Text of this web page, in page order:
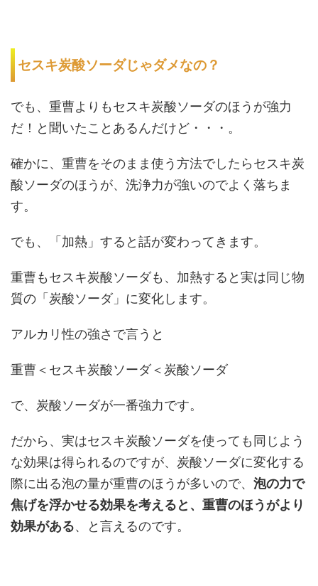
セスキ炭酸ソーダじゃダメなの？
でも、重曹よりもセスキ炭酸ソーダのほうが強力
だ！と聞いたことあるんだけど・・・。
確かに、重曹をそのまま使う方法でしたらセスキ炭
酸ソーダのほうが、洗浄力が強いのでよく落ちま
す。
でも、「加熱」すると話が変わってきます。
重曹もセスキ炭酸ソーダも、加熱すると実は同じ物
質の「炭酸ソーダ」に変化します。
アルカリ性の強さで言うと
重曹＜セスキ炭酸ソーダ＜炭酸ソーダ
で、炭酸ソーダが一番強力です。
だから、実はセスキ炭酸ソーダを使っても同じよう
な効果は得られるのですが、炭酸ソーダに変化する
際に出る泡の量が重曹のほうが多いので、 泡の力で
焦げを浮かせる効果を考えると、重曹のほうがより
効果がある、と言えるのです。